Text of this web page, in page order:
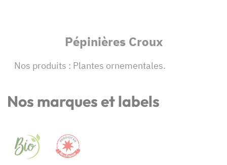
Pépinières Croux
Nos produits : Plantes ornementales.
Nos marques et labels